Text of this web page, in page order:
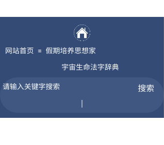
网站首页 ≡ 假期培养思想家
搜索
宇宙生命法字辞典